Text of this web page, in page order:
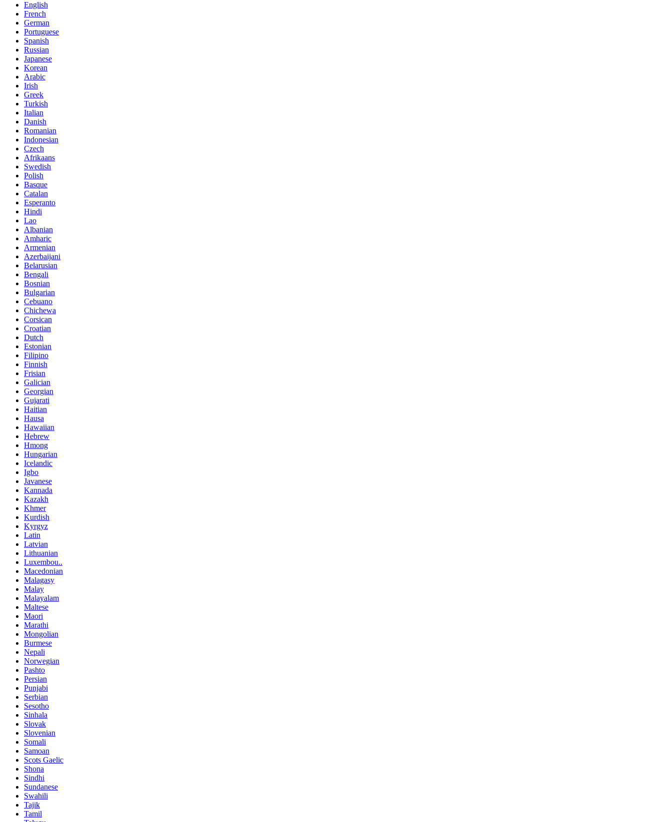
English
French
German
Portuguese
Spanish
Russian
Japanese
Korean
Arabic
Irish
Greek
Turkish
Italian
Danish
Romanian
Indonesian
Czech
Afrikaans
Swedish
Polish
Basque
Catalan
Esperanto
Hindi
Lao
Albanian
Amharic
Armenian
Azerbaijani
Belarusian
Bengali
Bosnian
Bulgarian
Cebuano
Chichewa
Corsican
Croatian
Dutch
Estonian
Filipino
Finnish
Frisian
Galician
Georgian
Gujarati
Haitian
Hausa
Hawaiian
Hebrew
Hmong
Hungarian
Icelandic
Igbo
Javanese
Kannada
Kazakh
Khmer
Kurdish
Kyrgyz
Latin
Latvian
Lithuanian
Luxembou..
Macedonian
Malagasy
Malay
Malayalam
Maltese
Maori
Marathi
Mongolian
Burmese
Nepali
Norwegian
Pashto
Persian
Punjabi
Serbian
Sesotho
Sinhala
Slovak
Slovenian
Somali
Samoan
Scots Gaelic
Shona
Sindhi
Sundanese
Swahili
Tajik
Tamil